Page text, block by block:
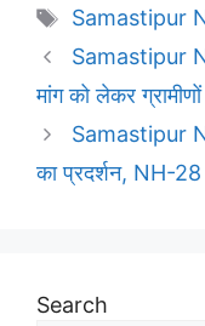
Tags
Samastipur
Samastipur
मांग को लेकर
Samastipur
का प्रदर्शन, NH-
Search